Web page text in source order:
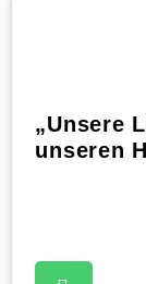
„Unsere
unseren